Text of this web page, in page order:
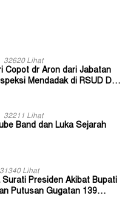
32620 Lihat
Copot dr Aron dari Jabatan
Mendadak di RSUD Dok
32211 Lihat
Band dan Luka Sejarah
31340 Lihat
Surati Presiden Akibat Bupati
Putusan Gugatan 139